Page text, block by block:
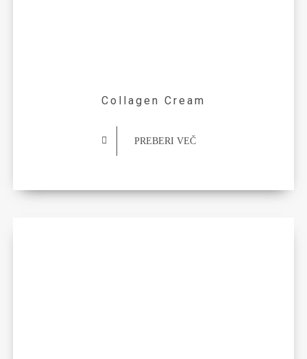
Collagen Cream
PREBERI VEČ